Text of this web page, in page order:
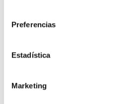
Preferencias
Estadística
Marketing
56,12€35,28€
Marco para 2 elementos de la
-